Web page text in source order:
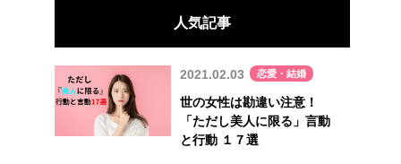
人気記事
2021.02.03 恋愛・結婚
世の女性は勘違い注意！
「ただし美人に限る」言動
と行動 １７選